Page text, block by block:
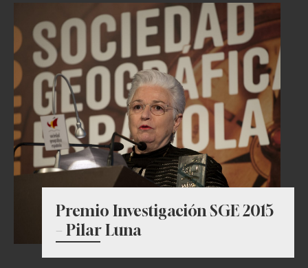
Premio Investigación SGE 2015
– Pilar Luna